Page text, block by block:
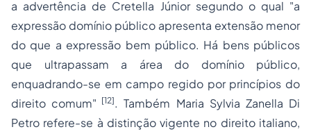
a advertência de Cretella Júniorsegundo o qual "a
expressão domínio público apresenta extensão menor
do que a expressão bem público. Há bens públicos
que ultrapassam a área do domínio público,
enquadrando-se em campo regido por princípios do
direito comum" [12]. Também Maria Sylvia Zanella Di
Petro refere-se à distinção vigente no direito italiano,